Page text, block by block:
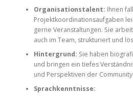
Organisationstalent: Ihnen
Projektkoordinationsaufgaben
gerne Veranstaltungen. Sie
auch im Team, strukturiert und
Hintergrund: Sie haben
und bringen ein tiefes
und Perspektiven der
Sprachkenntnisse: